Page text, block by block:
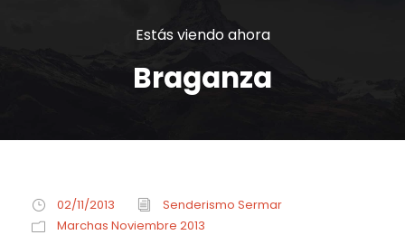
Estás viendo ahora
Braganza
02/11/2013
Senderismo Sermar
Marchas Noviembre 2013